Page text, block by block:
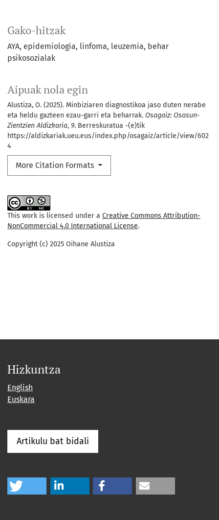
Gako-hitzak
AYA epidemiologia linfoma leuzemia behar
psikosozialak
Aipuak nola egin
Alustiza, O. (2025). Minbiziaren diagnostikoa jaso duten nerabe
eta heldu gazteen ezau-garri eta beharrak. Osagaiz: Osasun-
Zientzien Aldizkaria, 9. Berreskuratua -(e)tik
https://aldizkariak.ueu.eus/index.php/osagaiz/article/view/602
4
More Citation Formats
This work is licensed under a Creative Commons Attribution-
NonCommercial 4.0 International License.
Copyright (c) 2025 Oihane Alustiza
Hizkuntza
English
Euskara
Artikulu bat bidali